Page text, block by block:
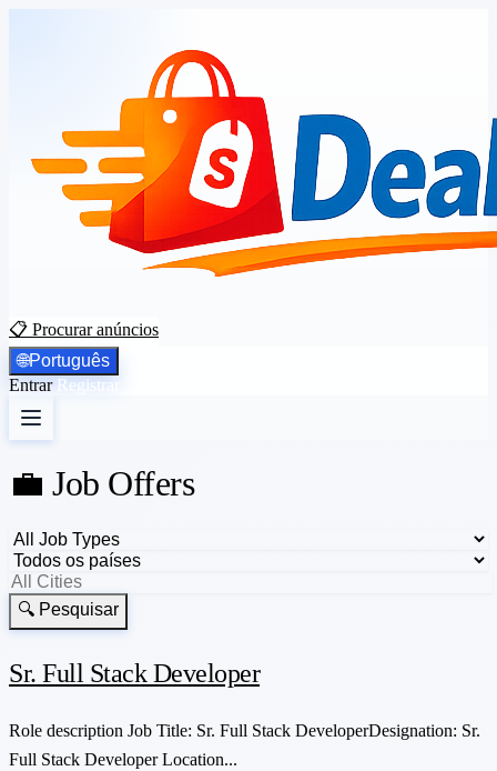
📋 Procurar anúncios
🌐Português
Entrar Registrar
💼 Job Offers
🔍 Pesquisar
Sr. Full Stack Developer
Role description Job Title: Sr. Full Stack DeveloperDesignation: Sr.
Full Stack Developer Location...